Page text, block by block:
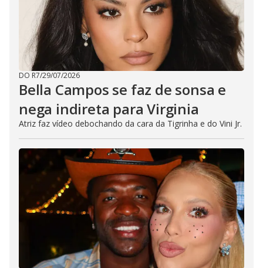
DO R7/29/07/2026
Bella Campos se faz de sonsa e
nega indireta para Virginia
Atriz faz vídeo debochando da cara da Tigrinha e do Vini Jr.